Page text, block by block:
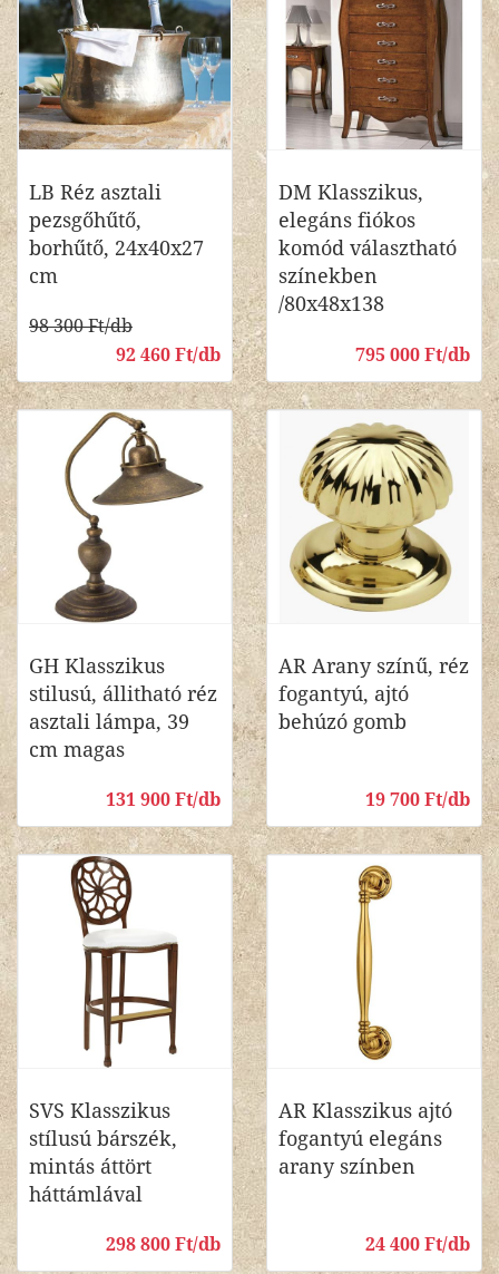
LB Réz asztali
pezsgőhűtő,
borhűtő, 24x40x27
cm
98 300 Ft/db
92 460 Ft/db
DM Klasszikus,
elegáns fiókos
komód választható
színekben
/80x48x138
795 000 Ft/db
GH Klasszikus
stilusú, állitható réz
asztali lámpa, 39
cm magas
131 900 Ft/db
AR Arany színű, réz
fogantyú, ajtó
behúzó gomb
19 700 Ft/db
SVS Klasszikus
stílusú bárszék,
mintás áttört
háttámlával
298 800 Ft/db
AR Klasszikus ajtó
fogantyú elegáns
arany színben
24 400 Ft/db